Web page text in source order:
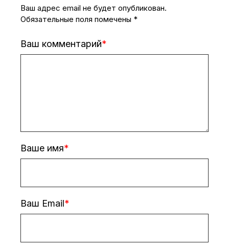
Ваш адрес email не будет опубликован.
Обязательные поля помечены *
Ваш комментарий
Ваше имя
Ваш Email